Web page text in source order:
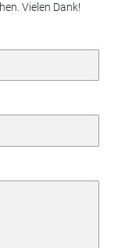
Vielen Dank!